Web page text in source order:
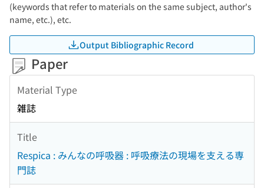
(keywords that refer to materials on the same subject, author's
name, etc.), etc.
Output Bibliographic Record
Paper
Material Type
雑誌
Title
Respica : みんなの呼吸器 : 呼吸療法の現場を支える専
門誌